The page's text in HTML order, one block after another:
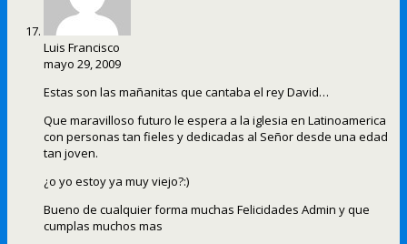
Luis Francisco
mayo 29, 2009
Estas son las mañanitas que cantaba el rey David…
Que maravilloso futuro le espera a la iglesia en Latinoamerica
con personas tan fieles y dedicadas al Señor desde una edad
tan joven.
¿o yo estoy ya muy viejo?:)
Bueno de cualquier forma muchas Felicidades Admin y que
cumplas muchos mas